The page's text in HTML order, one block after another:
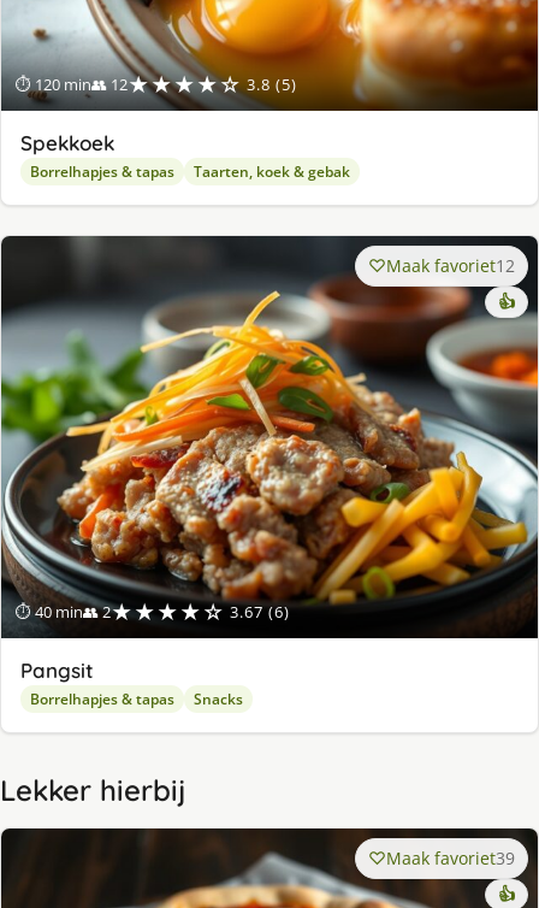
⏱ 120 min👥 12★★★★☆ 3.8 (5)
Spekkoek
Borrelhapjes & tapas Taarten, koek & gebak
⏱ 40 min👥 2★★★★☆ 3.67 (6)
Maak favoriet12
👍
Pangsit
Borrelhapjes & tapas Snacks
Lekker hierbij
Maak favoriet39
👍